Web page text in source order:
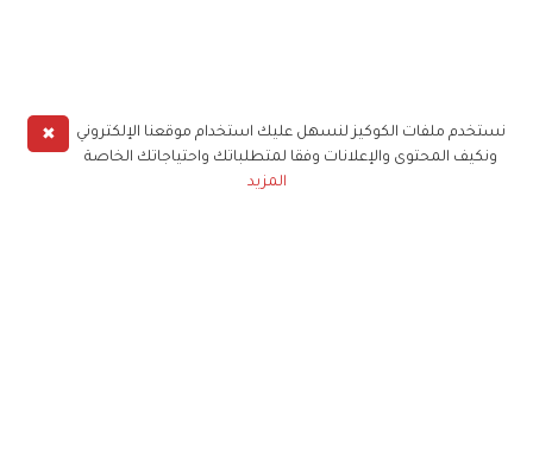
✖
نستخدم ملفات الكوكيز لنسهل عليك استخدام موقعنا الإلكتروني
ونكيف المحتوى والإعلانات وفقا لمتطلباتك واحتياجاتك الخاصة
المزيد